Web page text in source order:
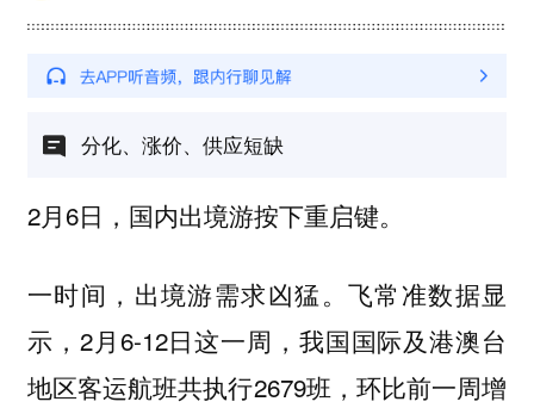
分化、涨价、供应短缺
2月6日，国内出境游按下重启键。
一时间，出境游需求凶猛。飞常准数据显
示，2月6-12日这一周，我国国际及港澳台
地区客运航班共执行2679班，环比前一周增